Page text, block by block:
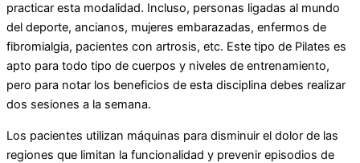
practicar esta modalidad. Incluso, personas ligadas al mundo
del deporte, ancianos, mujeres embarazadas, enfermos de
fibromialgia, pacientes con artrosis, etc. Este tipo de Pilates es
apto para todo tipo de cuerpos y niveles de entrenamiento,
pero para notar los beneficios de esta disciplina debes realizar
dos sesiones a la semana.
Los pacientes utilizan máquinas para disminuir el dolor de las
regiones que limitan la funcionalidad y prevenir episodios de